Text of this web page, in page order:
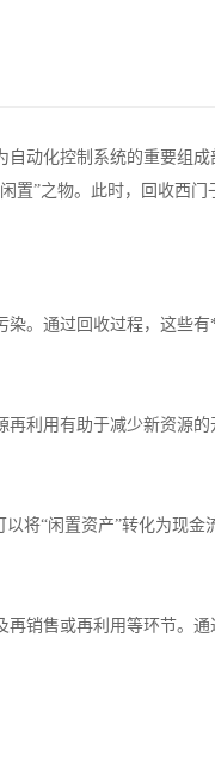
动化控制系统的重要组
置”之物。此时，回收西门
。通过回收过程，这些
利用有助于减少新资源
将“闲置资产”转化为现金
销售或再利用等环节。通